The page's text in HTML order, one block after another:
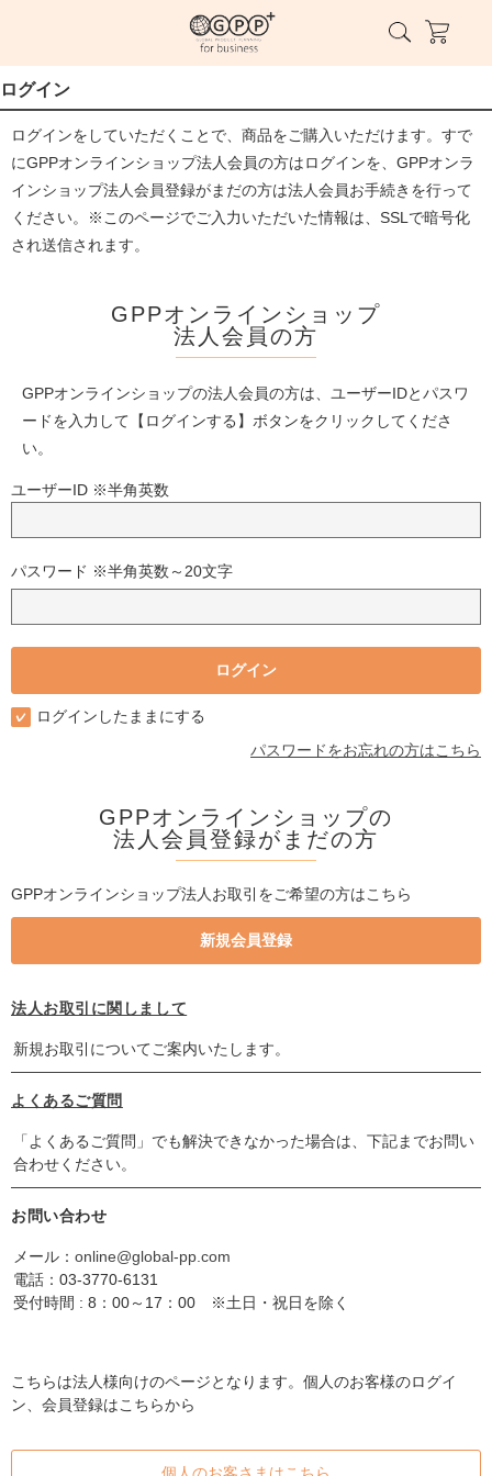
ログイン
ログインをしていただくことで、商品をご購入いただけます。すで
にGPPオンラインショップ法人会員の方はログインを、GPPオンラ
インショップ法人会員登録がまだの方は法人会員お手続きを行って
ください。※このページでご入力いただいた情報は、SSLで暗号化
され送信されます。
GPPオンラインショップ
法人会員の方
GPPオンラインショップの法人会員の方は、ユーザーIDとパスワ
ードを入力して【ログインする】ボタンをクリックしてくださ
い。
ユーザーID ※半角英数
パスワード ※半角英数～20文字
ログインしたままにする
パスワードをお忘れの方はこちら
GPPオンラインショップの
法人会員登録がまだの方
GPPオンラインショップ法人お取引をご希望の方はこちら
法人お取引に関しまして
新規お取引についてご案内いたします。
よくあるご質問
「よくあるご質問」でも解決できなかった場合は、下記までお問い
合わせください。
お問い合わせ
メール： online@global-pp.com
電話： 03-3770-6131
受付時間 : 8：00～17：00 ※土日・祝日を除く
こちらは法人様向けのページとなります。個人のお客様のログイ
ン、会員登録はこちらから